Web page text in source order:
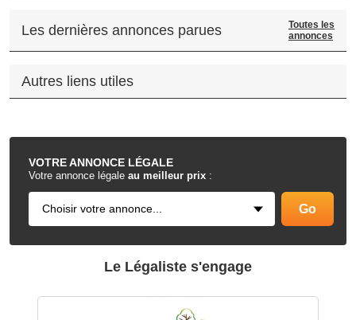
VOTREANNONCE LÉGALE
Votre annonce légale au meilleur prix :
Les dernières annonces parues
Toutes les
annonces
Autres liens utiles
.
Le Légaliste s'engage